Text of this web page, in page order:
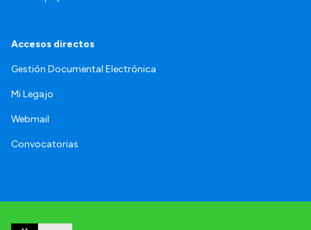
Accesos directos
Gestión Documental Electrónica
Mi Legajo
Webmail
Convocatorias